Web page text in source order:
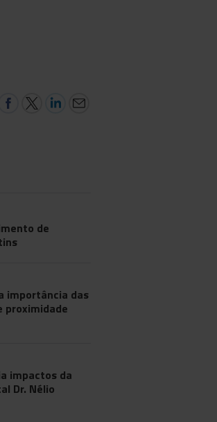
de
importância das
proximidade
impactos da
Dr. Nélio